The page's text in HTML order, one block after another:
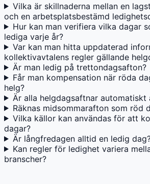
Vilka är skillnaderna mellan en
och en arbetsplatsbestämd
Hur kan man verifiera vilka dagar
lediga varje år?
Var kan man hitta uppdaterad
kollektivavtalens regler gällande
Är man ledig på trettondagsafton?
Får man kompensation när röda
helg?
Är alla helgdagsaftnar automatiskt
Räknas midsommarafton som röd
Vilka källor kan användas för att
dagar?
Är långfredagen alltid en ledig
Kan regler för ledighet variera
branscher?